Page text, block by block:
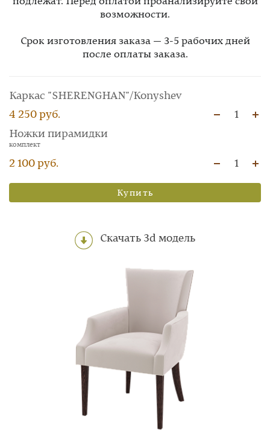
возможности.
Срок изготовления заказа — 3-5 рабочих дней
после оплаты заказа.
Каркас "SHERENGHAN"/Konyshev
4 250 руб.
1
Ножки пирамидки
комплект
2 100 руб. 1
Купить
Скачать 3d модель